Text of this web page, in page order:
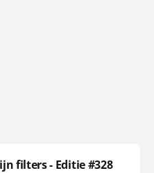
filters - Editie #328